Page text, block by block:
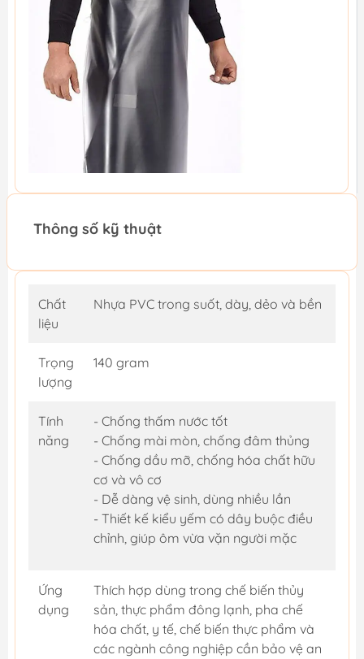
Thông số kỹ thuật
Chất
liệu
Nhựa PVC trong suốt, dày, dẻo và bền
Trọng
lượng
140 gram
Tính
năng
- Chống thấm nước tốt
- Chống mài mòn, chống đâm thủng
- Chống dầu mỡ, chống hóa chất hữu
cơ và vô cơ
- Dễ dàng vệ sinh, dùng nhiều lần
- Thiết kế kiểu yếm có dây buộc điều
chỉnh, giúp ôm vừa vặn người mặc
Ứng
dụng
Thích hợp dùng trong chế biến thủy
sản, thực phẩm đông lạnh, pha chế
hóa chất, y tế, chế biến thực phẩm và
các ngành công nghiệp cần bảo vệ an